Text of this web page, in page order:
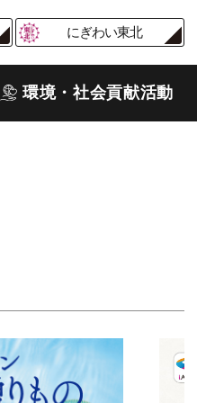
にぎわい東北
環境・社会貢献活動